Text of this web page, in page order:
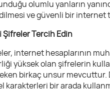
olumlu yanların
ve güvenli bir internet
Tercih Edin
internet hesaplarının
yüksek olan şifrelerin
birkaç unsur mevcuttur.
karakterleri bir arada